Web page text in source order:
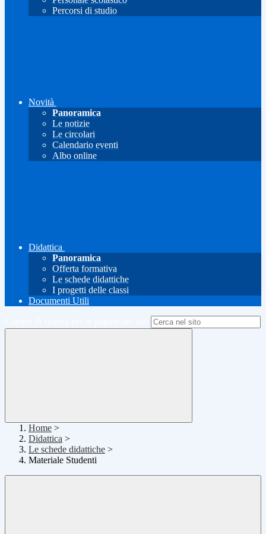
Percorsi di studio
Novità
Panoramica
Le notizie
Le circolari
Calendario eventi
Albo online
Didattica
Panoramica
Offerta formativa
Le schede didattiche
I progetti delle classi
Documenti Utili
Home >
Didattica >
Le schede didattiche >
Materiale Studenti